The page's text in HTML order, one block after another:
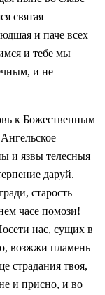
святая
и паче всех
и тебе мы
и не
к Божественным
и язвы телесныя
даруй.
старость
часе помози!
нас, сущих в
возжжи пламень
страдания твоя,
и присно, и во